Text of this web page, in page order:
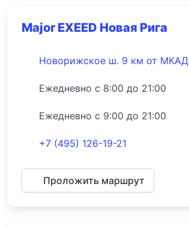
Major EXEED Новая Рига
Новорижское ш. 9 км от МКАД
Ежедневно с 8:00 до 21:00
Ежедневно с 9:00 до 21:00
+7 (495) 126-19-21
Проложить маршрут